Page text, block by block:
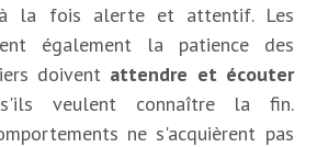
à la fois alerte et attentif. Les
également la patience des
doivent attendre et écouter
veulent connaître la fin.
ne s'acquièrent pas